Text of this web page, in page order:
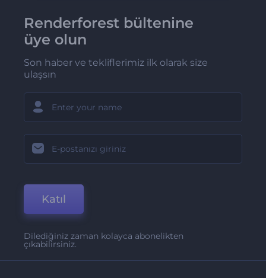
Renderforest bültenine
üye olun
Son haber ve tekliflerimiz ilk olarak size
ulaşsın
Katıl
Dilediğiniz zaman kolayca abonelikten
çıkabilirsiniz.